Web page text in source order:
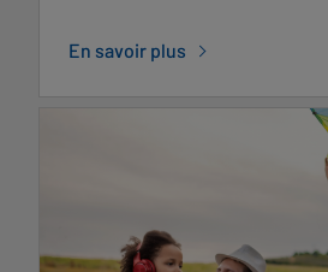
En savoir plus